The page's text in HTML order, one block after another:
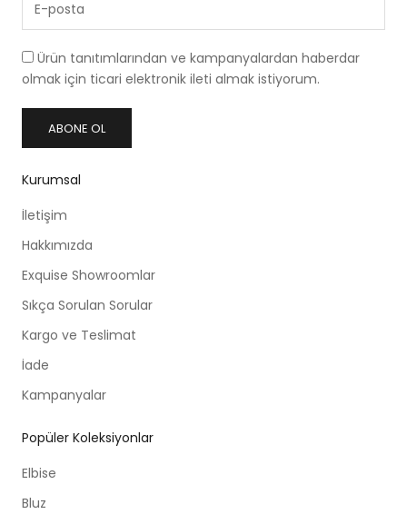
Ürün tanıtımlarından ve kampanyalardan haberdar
olmak için ticari elektronik ileti almak istiyorum.
ABONE OL
Kurumsal
İletişim
Hakkımızda
Exquise Showroomlar
Sıkça Sorulan Sorular
Kargo ve Teslimat
İade
Kampanyalar
Popüler Koleksiyonlar
Elbise
Bluz